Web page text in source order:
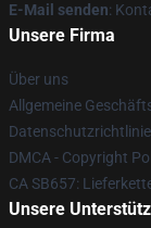
E-Mail senden:
Unsere Firma
Über uns
Allgemeine
DMCA - Copyright
CA SB657:
Unsere